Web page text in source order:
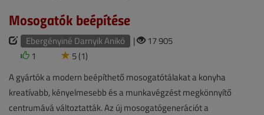
Mosogatók beépítése
Ebergényiné Darnyik Anikó |
17 905
1
5 (1)
A gyártók a modern beépíthető mosogatótálakat a konyha
kreatívabb, kényelmesebb és a munkavégzést megkönnyítő
centrumává változtatták. Az új mosogatógenerációt a